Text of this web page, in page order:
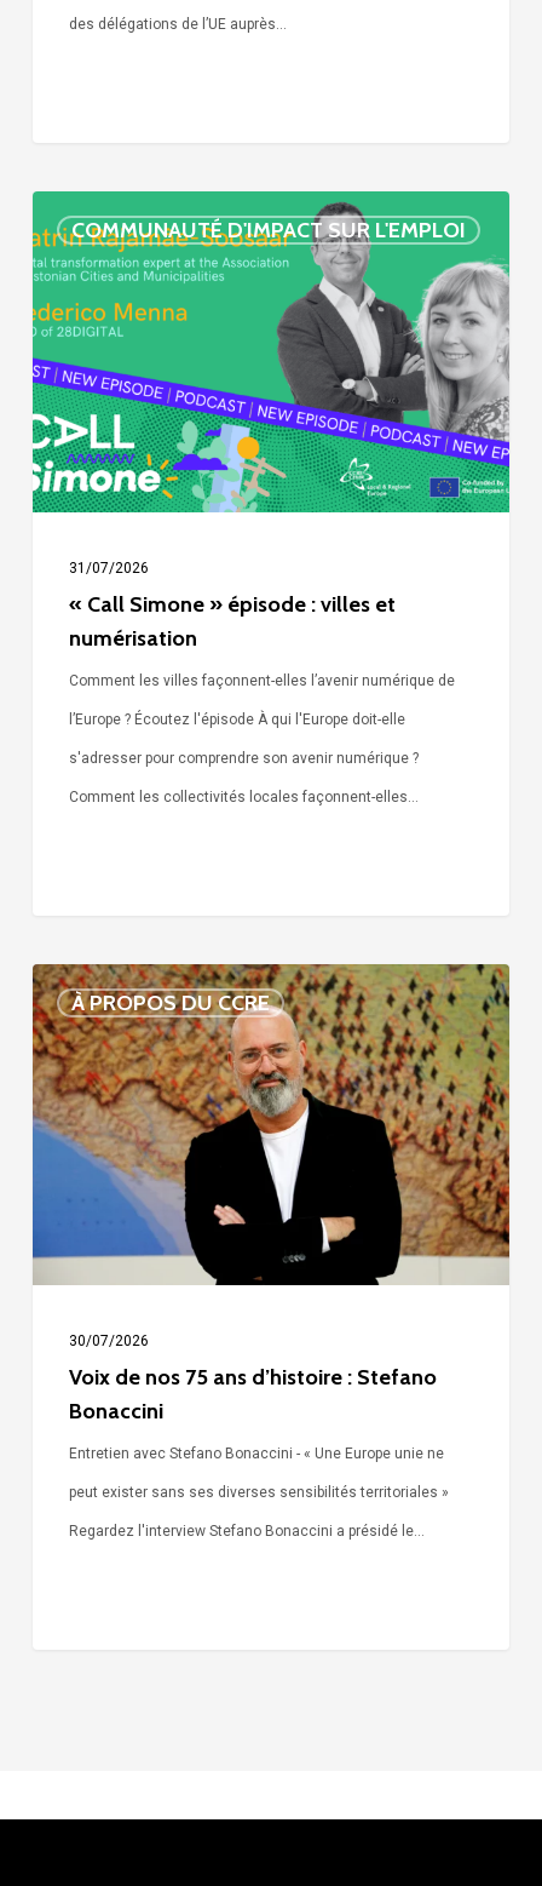
des délégations de l’UE auprès…
COMMUNAUTÉ D'IMPACT SUR L'EMPLOI
Simone »
épisode
:
villes
et
numérisation
31/07/2026
« Call Simone » épisode : villes et
numérisation
Comment les villes façonnent-elles l’avenir numérique de
l’Europe ? Écoutez l'épisode À qui l'Europe doit-elle
s'adresser pour comprendre son avenir numérique ?
Comment les collectivités locales façonnent-elles…
À PROPOS DU CCRE
Voix
de
nos
75
ans
d’histoire
Stefano
Bonaccini
30/07/2026
Voix de nos 75 ans d’histoire : Stefano
Bonaccini
Entretien avec Stefano Bonaccini - « Une Europe unie ne
peut exister sans ses diverses sensibilités territoriales »
Regardez l'interview Stefano Bonaccini a présidé le…